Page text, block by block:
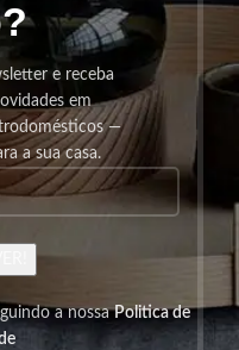
e receba
em
—
a sua casa.
a nossaPolitica de